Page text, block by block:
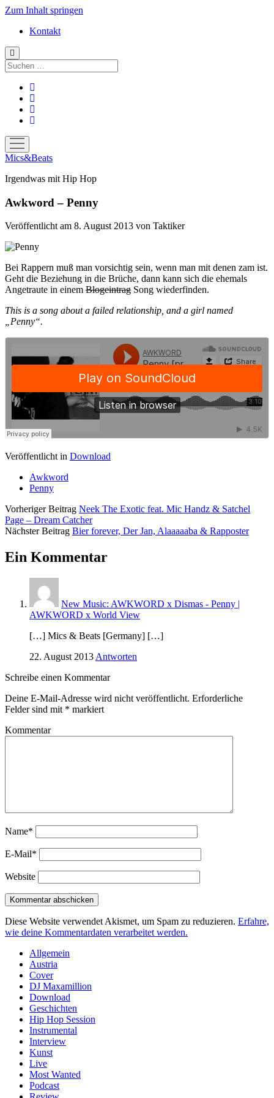
Zum Inhalt springen
Kontakt
Suchen
Menü
öffnen
Mics&Beats
Irgendwas mit Hip Hop
Awkword – Penny
Veröffentlicht am 8. August 2013 von Taktiker
Bei Rappern muß man vorsichtig sein, wenn man mit denen zam ist.
Geht die Beziehung in die Brüche, dann kann sich die ehemals
Angetraute in einem Blogeintrag Song wiederfinden.
This is a song about a failed relationship, and a girl named
„Penny“.
Veröffentlicht in Download
Awkword
Penny
Vorheriger Beitrag Neek The Exotic feat. Mic Handz & Satchel
Page – Dream Catcher
Nächster Beitrag Bier forever, Der Jan, Alaaaaaba & Rapposter
Ein Kommentar
New Music: AWKWORD x Dismas - Penny |
AWKWORD x World View
[…] Mics & Beats [Germany] […]
22. August 2013 Antworten
Schreibe einen Kommentar
Deine E-Mail-Adresse wird nicht veröffentlicht. Erforderliche
Felder sind mit * markiert
Kommentar
Name*
E-Mail*
Website
Diese Website verwendet Akismet, um Spam zu reduzieren. Erfahre,
wie deine Kommentardaten verarbeitet werden.
Sidebar
Allgemein
Austria
Cover
DJ Maxamillion
Download
Geschichten
Hip Hop Session
Instrumental
Interview
Kunst
Live
Most Wanted
Podcast